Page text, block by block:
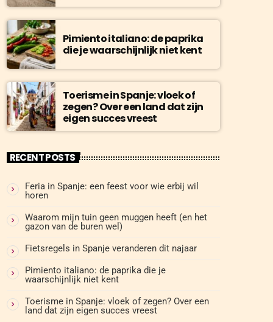
Pimiento italiano: de paprika
die je waarschijnlijk niet kent
Toerisme in Spanje: vloek of
zegen? Over een land dat zijn
eigen succes vreest
RECENT POSTS
Feria in Spanje: een feest voor wie erbij wil
horen
Waarom mijn tuin geen muggen heeft (en het
gazon van de buren wel)
Fietsregels in Spanje veranderen dit najaar
Pimiento italiano: de paprika die je
waarschijnlijk niet kent
Toerisme in Spanje: vloek of zegen? Over een
land dat zijn eigen succes vreest